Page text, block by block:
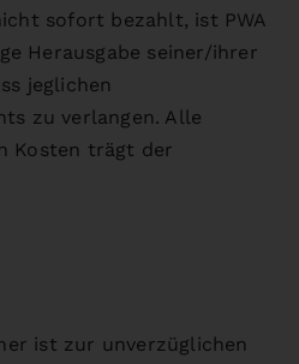
sofort bezahlt, ist PWA
Herausgabe seiner/ihrer
jeglichen
zu verlangen. Alle
Kosten trägt der
ist zur unverzüglichen